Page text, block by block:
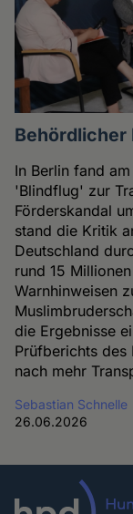
Behördlicher
In Berlin fand
'Blindflug' zur
Förderskandal
stand die Kritik
Deutschland
rund 15
Warnhinweisen
die Ergebnisse
Prüfberichts des
nach mehr
Sebastian Schnelle
26.06.2026